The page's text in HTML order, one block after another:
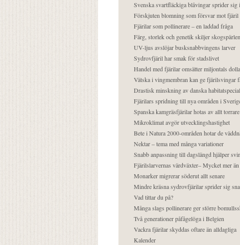
Svenska svartfläckiga blåvingar sprider sig
Förskjuten blomning som försvar mot fjäril
Fjärilar som pollinerare – en laddad fråga
Färg, storlek och genetik skiljer
UV-ljus avslöjar busksnabbvingens larver
Sydrovfjäril har smak för stadslivet
Handel med fjärilar omsätter miljontals
Vätska i vingmembran kan ge fjärilsvingar
Drastisk minskning av danska
Fjärilars spridning till nya områden i
Spanska kamgräsfjärilar hotas av allt
Mikroklimat avgör utvecklingshastighet
Bete i Natura 2000-områden hotar de
Nektar – tema med många variationer
Snabb anpassning till dagslängd hjälper
Fjärilslarvernas värdväxter– Mycket mer
Monarker migrerar söderut allt senare
Mindre kräsna sydrovfjärilar sprider sig
Vad tittar du på?
Många slags pollinerare ger större
Två generationer påfågelöga i Belgien
Vackra fjärilar skyddas oftare än alldagliga
Kalender